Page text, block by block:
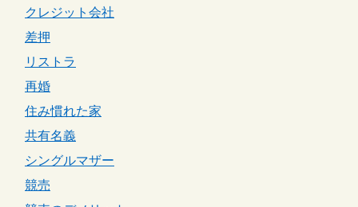
クレジット会社
差押
リストラ
再婚
住み慣れた家
共有名義
シングルマザー
競売